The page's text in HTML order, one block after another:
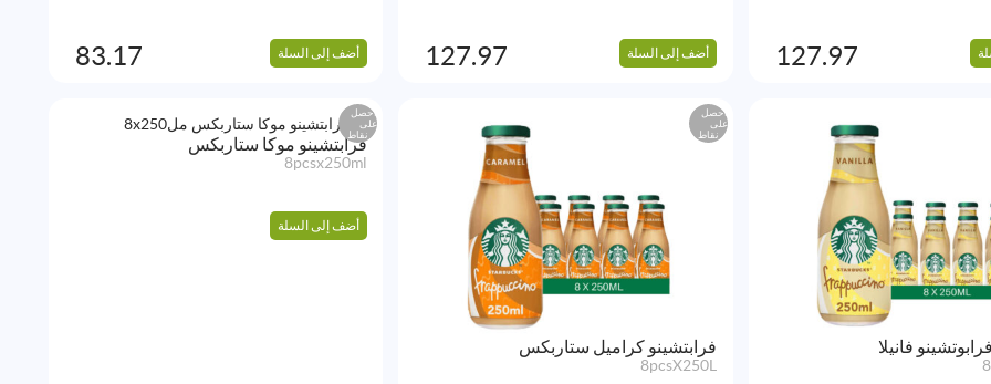
127.97 أضف إلى السلة 127.97 أضف إلى السلة 83.17
فانيلا
احصل
على
نقاط
فرابتشينو كراميل ستاربكس
8pcsX250L
احصل
على
نقاط
فرابتشينو موكا ستاربكس
8pcsx250ml
أضف إلى السلة